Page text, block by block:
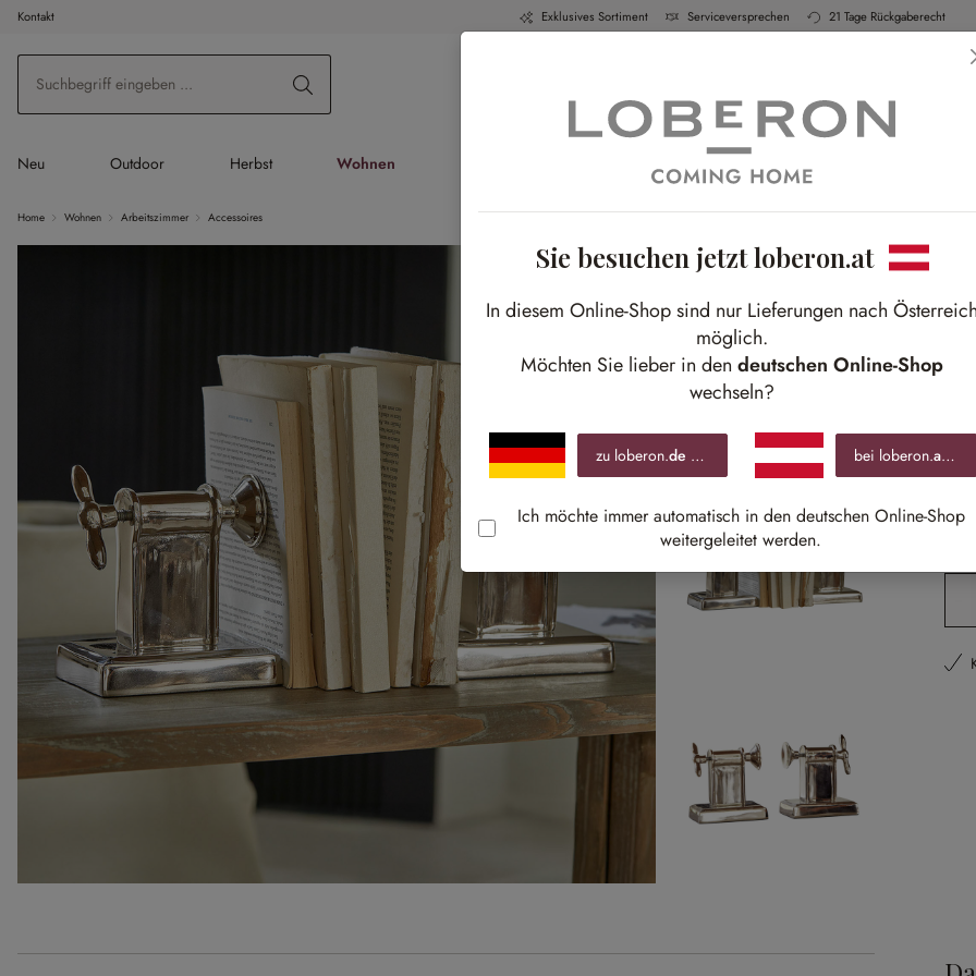
Hauptinhalt springen
Zur Suche springen
Zur Hauptnavigation springen
Kontakt Exklusives Sortiment Serviceversprechen 21 Tage Rückgaberecht
Neu Outdoor Herbst Wohnen Schlafen Bad
Home Wohnen Arbeitszimmer Accessoires
€
inkl.
Sie besuchen jetzt loberon.at
In diesem Online-Shop sind nur Lieferungen nach Österreich
möglich.
Möchten Sie lieber in den deutschen Online-Shop
wechseln?
zu loberon.de bei loberon.at
Ich möchte immer automatisch in den deutschen Online-Shop
weitergeleitet werden.